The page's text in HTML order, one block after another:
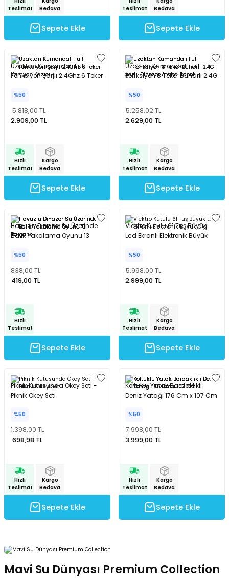
Pilli Işıklı Sesli Kaya Davul Renkli 18x18 Cm
953,00 TL
Teslimat
Bedava
Oyuncak Pasta Seti 17 Parça
798,00 TL
Hızlı
Sepete Ekle
Meyve Sebze Oyuncak Seti 12 Parça
1.346,00 TL
Teslimat
%50
4.798,00 TL
Teslimat
Bedava
Teslimat
Bedava
Sepete Ekle
Teslimat
Bedava
Sepete Ekle
Uzaktan Kumandalı Full
Fonksiyon Şarjlı 2.4Ghz 6 Teker
%50
5.818,00 TL
2.909,00 TL
Hızlı
Teslimat
Kargo
Bedava
Sepete Ekle
Uzaktan Kumandalı Full
Fonksiyon 8 Teker Buharlı 2.4G
%50
5.258,02 TL
2.629,00 TL
Hızlı
Teslimat
Kargo
Bedava
Sepete Ekle
Havuzlu Dinazor Su Üzerinde
Balık Yakalama Oyunu 13
%50
838,00 TL
419,00 TL
Hızlı
Teslimat
Sepete Ekle
Vlektro Kutulu 61 Tuş Büyük
Lcd Ekranlı Elektronik Büyük
%50
5.998,00 TL
2.999,00 TL
Hızlı
Teslimat
Kargo
Bedava
Sepete Ekle
Piknik Kutusunda Okey Seti -
Piknik Okey Seti
%50
1.398,00 TL
698,98 TL
Hızlı
Teslimat
Kargo
Bedava
Sepete Ekle
Koltuklu Yatak Bardaklıklı
Deniz Yatağı 176 Cm x 107 Cm
%50
7.998,00 TL
3.999,00 TL
Hızlı
Teslimat
Kargo
Bedava
Sepete Ekle
Mavi Su Dünyası Premium Collection